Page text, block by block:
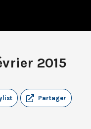
2015
Partager